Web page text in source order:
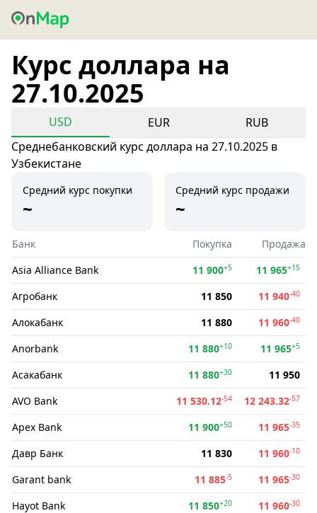
Курс доллара на
27.10.2025
USD EUR
RUB
Среднебанковский курс доллара на 27.10.2025 в
Узбекистане
Средний курс покупки
~
Средний курс продажи
~
Банк Покупка
Продажа
Asia Alliance Bank
11 900+5 11 965+15
Агробанк 11 850 11 940-40
Алокабанк 11 880 11 960-40
Anorbank 11 880+10 11 965+5
Асакабанк 11 880+30
11 950
AVO Bank
11 530.12-54 12 243.32-57
Apex Bank 11 900+50 11 965-35
Давр Банк 11 830 11 960-10
Garant bank 11 885-5 11 965-30
Hayot Bank 11 850+20 11 960-30